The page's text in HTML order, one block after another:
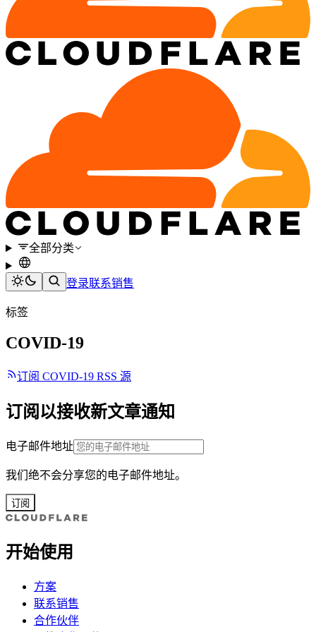
全部分类
登录联系销售
标签
COVID-19
订阅 COVID-19 RSS 源
订阅以接收新文章通知
电子邮件地址
我们绝不会分享您的电子邮件地址。
订阅
开始使用
方案
联系销售
合作伙伴